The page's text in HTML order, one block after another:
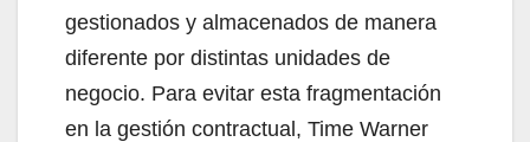
gestionados y almacenados de manera
diferente por distintas unidades de
negocio. Para evitar esta fragmentación
en la gestión contractual, Time Warner